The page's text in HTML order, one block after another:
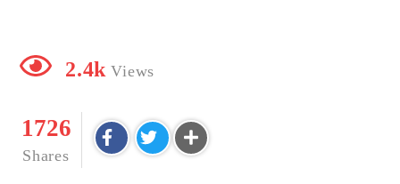
2.4k Views
1726
Shares